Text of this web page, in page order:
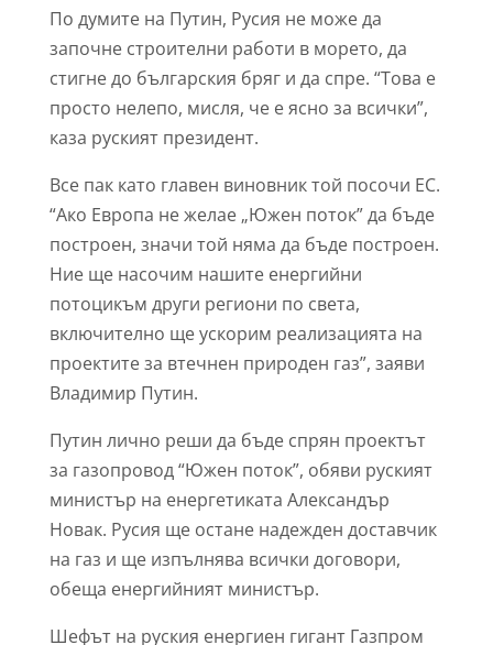
По думите на Путин, Русия не може да
започне строителни работи в морето, да
стигне до българския бряг и да спре. “Това е
просто нелепо, мисля, че е ясно за всички”,
каза руският президент.
Все пак като главен виновник той посочи ЕС.
“Ако Европа не желае „Южен поток” да бъде
построен, значи той няма да бъде построен.
Ние ще насочим нашите енергийни
потоцикъм други региони по света,
включително ще ускорим реализацията на
проектите за втечнен природен газ”, заяви
Владимир Путин.
Путин лично реши да бъде спрян проектът
за газопровод “Южен поток”, обяви руският
министър на енергетиката Александър
Новак. Русия ще остане надежден доставчик
на газ и ще изпълнява всички договори,
обеща енергийният министър.
Шефът на руския енергиен гигант Газпром